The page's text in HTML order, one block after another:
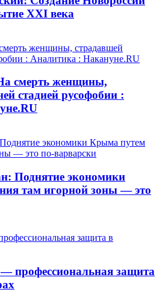
XXI века
смерть женщины,
стадией русофобии :
Поднятие экономики
там игорной зоны — это
профессиональная защита